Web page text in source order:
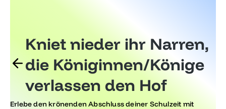
Kniet nieder ihr Narren,
die Königinnen/Könige
verlassen den Hof
Erlebe den krönenden Abschluss deiner Schulzeit mit